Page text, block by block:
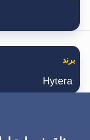
برند
Hytera